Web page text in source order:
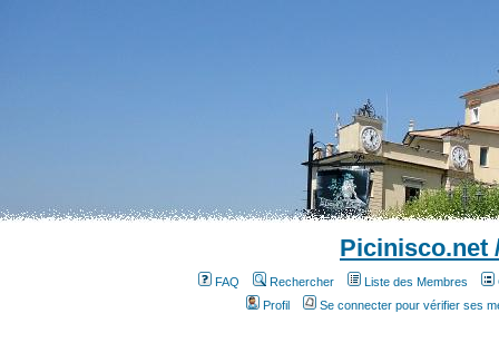
Picinisco.net
FAQ Rechercher Liste des Membres
Profil
Se connecter pour vérifier ses